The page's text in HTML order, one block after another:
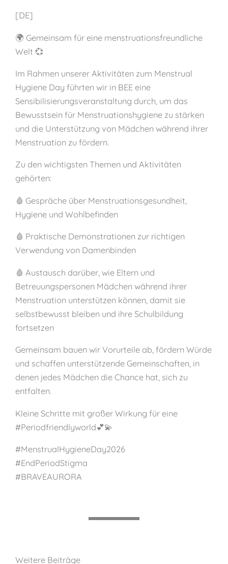
[DE]
🌍 Gemeinsam für eine menstruationsfreundliche
Welt 💞
Im Rahmen unserer Aktivitäten zum Menstrual
Hygiene Day führten wir in BEE eine
Sensibilisierungsveranstaltung durch, um das
Bewusstsein für Menstruationshygiene zu stärken
und die Unterstützung von Mädchen während ihrer
Menstruation zu fördern.
Zu den wichtigsten Themen und Aktivitäten
gehörten:
🩸 Gespräche über Menstruationsgesundheit,
Hygiene und Wohlbefinden
🩸 Praktische Demonstrationen zur richtigen
Verwendung von Damenbinden
🩸 Austausch darüber, wie Eltern und
Betreuungspersonen Mädchen während ihrer
Menstruation unterstützen können, damit sie
selbstbewusst bleiben und ihre Schulbildung
fortsetzen
Gemeinsam bauen wir Vorurteile ab, fördern Würde
und schaffen unterstützende Gemeinschaften, in
denen jedes Mädchen die Chance hat, sich zu
entfalten.
Kleine Schritte mit großer Wirkung für eine
#Periodfriendlyworld💕💫
#MenstrualHygieneDay2026
#EndPeriodStigma
#BRAVEAURORA
Weitere Beiträge